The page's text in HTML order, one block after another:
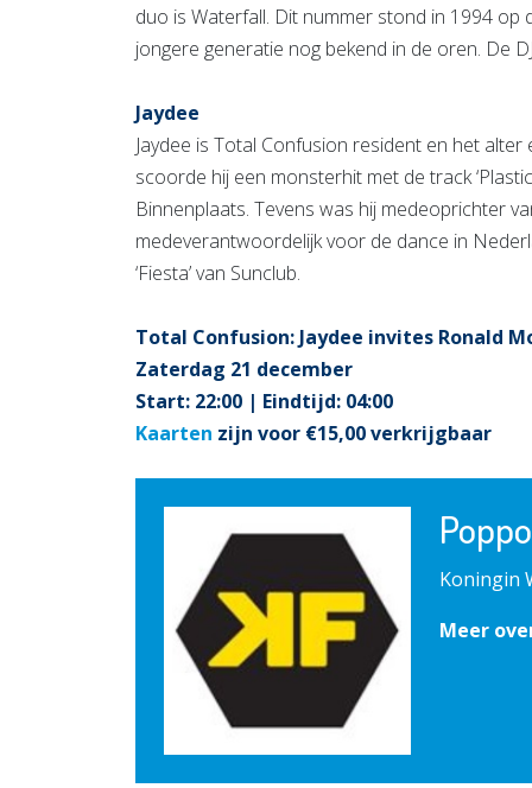
duo is Waterfall. Dit nummer stond in 1994 op
jongere generatie nog bekend in de oren. De
Jaydee
Jaydee is Total Confusion resident en het
scoorde hij een monsterhit met de track
Binnenplaats. Tevens was hij medeoprichter
medeverantwoordelijk voor de dance in
‘Fiesta’ van Sunclub.
Total Confusion: Jaydee invites Ronald
Zaterdag 21 december
Start: 22:00 | Eindtijd: 04:00
Kaarten zijn voor €15,00 verkrijgbaar
Koningin
Meer